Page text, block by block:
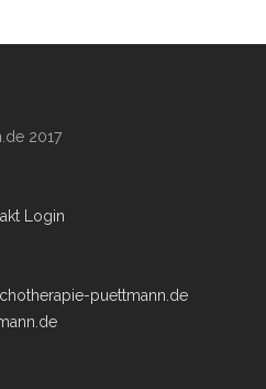
2017
Login
puettmann.de